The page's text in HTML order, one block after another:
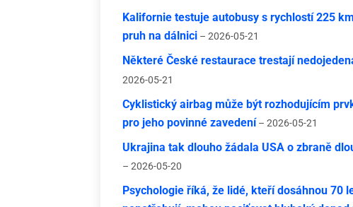
Kalifornie testuje autobusy s rychlostí 225
pruh na dálnici – 2026-05-21
Některé České restaurace trestají
2026-05-21
Cyklistický airbag může být rozhodujícím
pro jeho povinné zavedení – 2026-05-21
Ukrajina tak dlouho žádala USA o zbraně
– 2026-05-20
Psychologie říká, že lidé, kteří dosáhnou 70